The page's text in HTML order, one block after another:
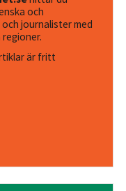
och
journalister med
är fritt